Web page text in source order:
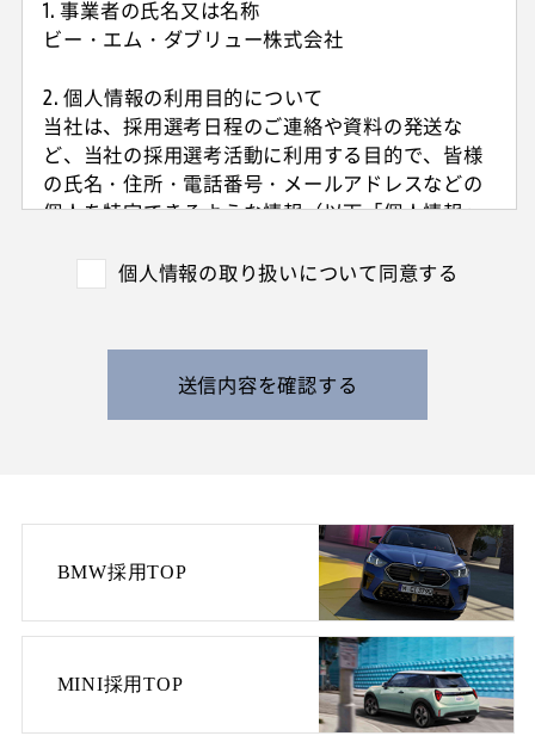
1. 事業者の氏名又は名称
ビー・エム・ダブリュー株式会社
2. 個人情報の利用目的について
当社は、採用選考日程のご連絡や資料の発送な
ど、当社の採用選考活動に利用する目的で、皆様
の氏名・住所・電話番号・メールアドレスなどの
個人を特定できるような情報（以下「個人情報」
外国籍の方からは、日本国での就労可否の確認に
また、特定の業務に従事することが可能であるか
を判断する目的で、健康診断書や障害者手帳等の
す。
3. 個人情報の保管・管理について
収集した皆様の個人情報は、当社の責任のもとで
不適切な取り扱いが行われないよう厳重に管理い
たします。
また、当社の採用活動の終了に伴い、当社の責任
のもとで適切に廃棄・消去いたします。お預かり
個人情報の取り扱いについて同意する
送信内容を確認する
BMW採用TOP
MINI採用TOP